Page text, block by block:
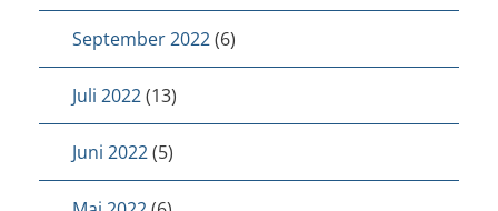
September 2022(6)
Juli 2022(13)
Juni 2022(5)